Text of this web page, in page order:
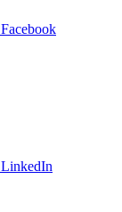
Facebook
LinkedIn